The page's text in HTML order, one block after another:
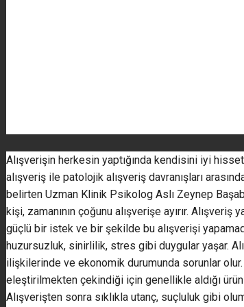
Alışverişin herkesin yaptığında kendisini iyi
alışveriş ile patolojik alışveriş davranışları
belirten Uzman Klinik Psikolog Aslı Zeynep
kişi, zamanının çoğunu alışverişe ayırır.
güçlü bir istek ve bir şekilde bu alışverişi
huzursuzluk, sinirlilik, stres gibi duygular yaşar.
ilişkilerinde ve ekonomik durumunda sorunlar
eleştirilmekten çekindiği için genellikle aldığı
Alışverişten sonra sıklıkla utanç, suçluluk gibi